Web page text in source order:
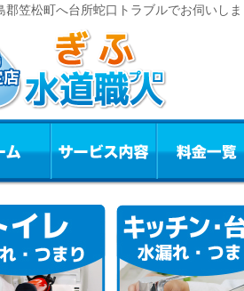
郡笠松町へ台所蛇口トラブルでお伺いし